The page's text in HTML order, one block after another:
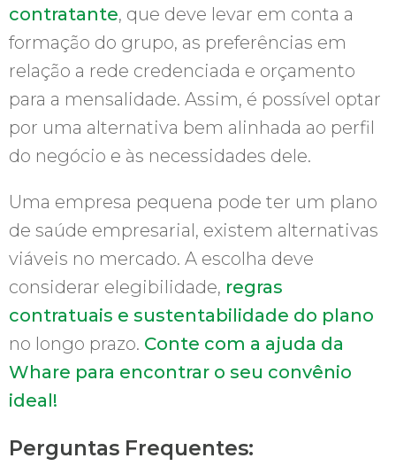
contratante, que deve levar em conta a
formação do grupo, as preferências em
relação a rede credenciada e orçamento
para a mensalidade. Assim, é possível optar
por uma alternativa bem alinhada ao perfil
do negócio e às necessidades dele.
Uma empresa pequena pode ter um plano
de saúde empresarial, existem alternativas
viáveis no mercado. A escolha deve
considerar elegibilidade, regras
contratuais e sustentabilidade do plano
no longo prazo. Conte com a ajuda da
Whare para encontrar o seu convênio
ideal!
Perguntas Frequentes: